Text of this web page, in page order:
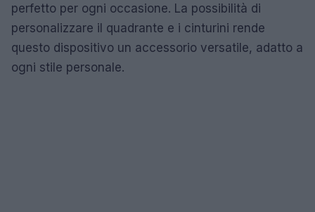
perfetto per ogni occasione. La possibilità di
personalizzare il quadrante e i cinturini rende
questo dispositivo un accessorio versatile, adatto a
ogni stile personale.